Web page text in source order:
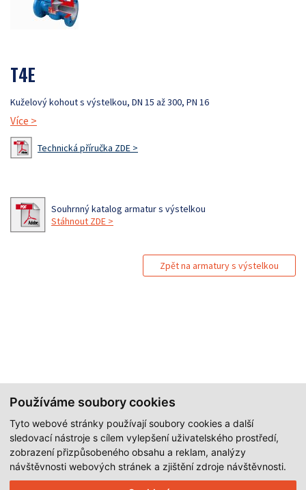
Používáme soubory cookies
Tyto webové stránky používají soubory cookies a další
sledovací nástroje s cílem vylepšení uživatelského prostředí,
zobrazení přizpůsobeného obsahu a reklam, analýzy
návštěvnosti webových stránek a zjištění zdroje návštěvnosti.
T4E
Kuželový kohout s výstelkou, DN 15 až 300, PN 16
Více >
Technická příručka ZDE >
Souhrnný katalog armatur s výstelkou
Stáhnout ZDE >
Zpět na armatury s výstelkou